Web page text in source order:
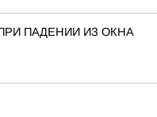
ПАДЕНИИ ИЗ ОКНА